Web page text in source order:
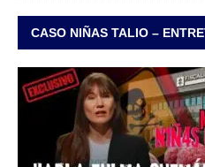
CASO NIÑAS TALIO –